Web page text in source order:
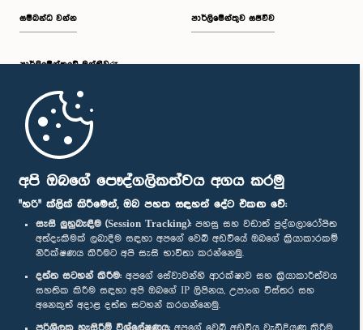
අපි ඔබගේ පෞද්ගලිකත්වය අගය කරමු
"හරි" ක්ලික් කිරීමෙන්, ඔබ පහත සඳහන් දේට එකඟ වේ:
සැසි ලුහුබැඳීම (Session Tracking): පහසු සහ වඩාත් පුද්ගලාරෝපිත
අත්දැකීමක් ලබාදීම සඳහා අපගේ වෙබ් අඩවියේ ඔබගේ ක්‍රියාකාරකම්
නිරීක්ෂණය කිරීමට අපි සැසි භාවිතා කරන්නෙමු.
දත්ත සටහන් කිරීම: අපගේ සේවාවන්හි ආරක්ෂාව සහ ක්‍රියාකාරීත්වය
සහතික කිරීම සඳහා අපි ඔබගේ IP ලිපිනය, උපාංග විස්තර සහ
අනෙකුත් අදාළ දත්ත සටහන් කරගන්නෙමු.
ප.ව. 2:43 - ප.ව. 2:47
ප.ව. 2:47 - ප.ව. 2:54
ප.ව. 2:54 - ප.ව. 3:04
ප.ව. 3:04 - ප.ව. 3:12
ප.ව. 3:12 - ප.ව. 3:22
සම්බන්ධ වන්න
පාර්ලි‌මේන්තුවේ මන්ත්‍රීවරු
මුල් පිටුව
පාර්ලිමේන්තුව සජීවීව
පාර්ලිමේන්තු ජංගම යෙදුම
අප හා සම්බන්ධ වී සිටින්න :
සම්මාන